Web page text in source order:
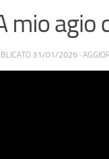
mio agio
31/01/2026 ·